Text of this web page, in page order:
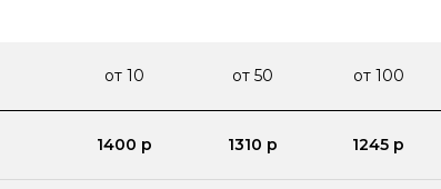
от 10 от 50 от 100
1400 р 1310 р 1245 р